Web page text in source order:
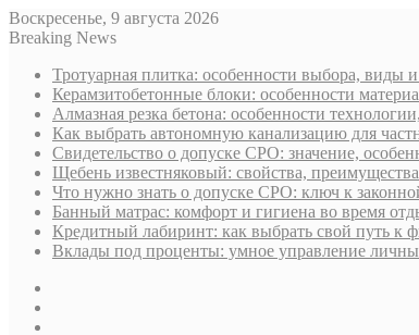
Воскресенье, 9 августа 2026
Breaking News
Тротуарная плитка: особенности выбора, виды
Керамзитобетонные блоки: особенности
Алмазная резка бетона: особенности
Как выбрать автономную канализацию для
Свидетельство о допуске СРО: значение,
Щебень известняковый: свойства,
Что нужно знать о допуске СРО: ключ к
Банный матрас: комфорт и гигиена во время
Кредитный лабиринт: как выбрать свой путь к
Вклады под проценты: умное управление